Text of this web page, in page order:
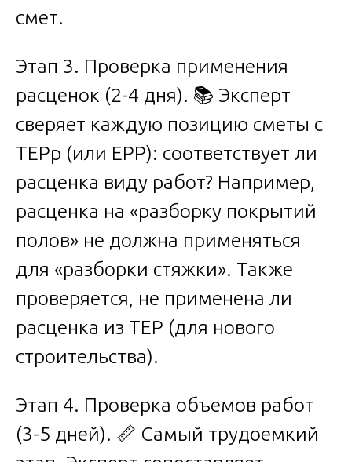
смет.
Этап 3. Проверка применения
расценок (2-4 дня). 📚 Эксперт
сверяет каждую позицию сметы с
ТЕРр (или ЕРР): соответствует ли
расценка виду работ? Например,
расценка на «разборку покрытий
полов» не должна применяться
для «разборки стяжки». Также
проверяется, не применена ли
расценка из ТЕР (для нового
строительства).
Этап 4. Проверка объемов работ
(3-5 дней). 📏 Самый трудоемкий